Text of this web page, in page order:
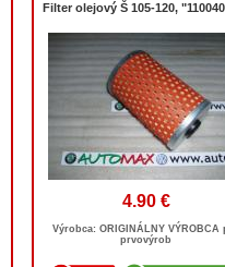
Filter olejový Š 105-120,
4.90 €
Výrobca: ORIGINÁLNY VÝROBCA
prvovýrob